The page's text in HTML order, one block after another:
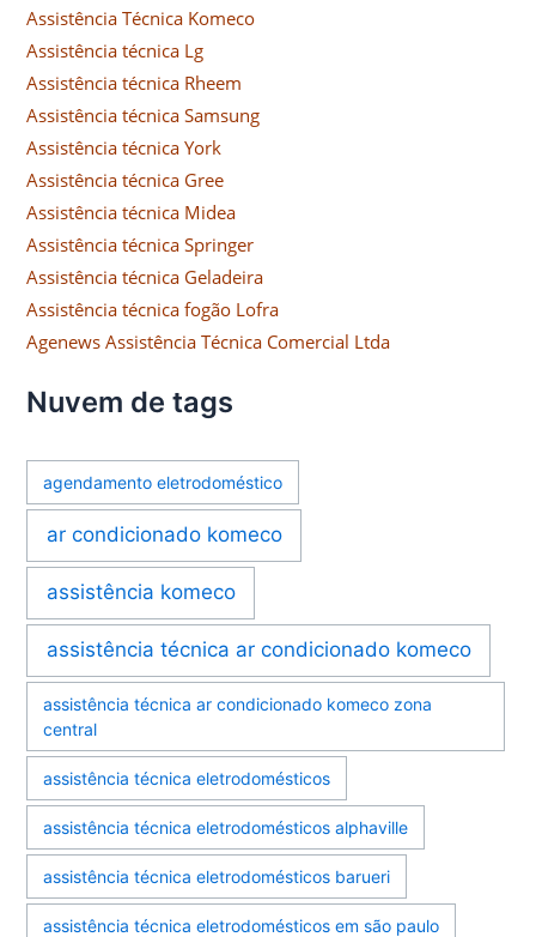
Assistência Técnica Komeco
Assistência técnica Lg
Assistência técnica Rheem
Assistência técnica Samsung
Assistência técnica York
Assistência técnica Gree
Assistência técnica Midea
Assistência técnica Springer
Assistência técnica Geladeira
Assistência técnica fogão Lofra
Agenews Assistência Técnica Comercial Ltda
Nuvem de tags
agendamento eletrodoméstico
ar condicionado komeco
assistência komeco
assistência técnica ar condicionado komeco
assistência técnica ar condicionado komeco zona
central
assistência técnica eletrodomésticos
assistência técnica eletrodomésticos alphaville
assistência técnica eletrodomésticos barueri
assistência técnica eletrodomésticos em são paulo